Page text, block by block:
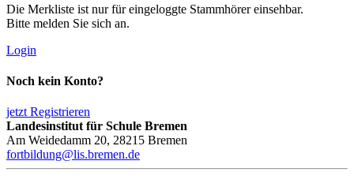
Die Merkliste ist nur für eingeloggte Stammhörer einsehbar.
Bitte melden Sie sich an.
Login
Noch kein Konto?
jetzt Registrieren
Landesinstitut für Schule Bremen
Am Weidedamm 20, 28215 Bremen
fortbildung@lis.bremen.de